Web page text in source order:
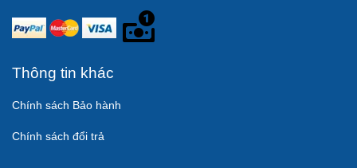
Thông tin khác
Chính sách Bảo hành
Chính sách đổi trả